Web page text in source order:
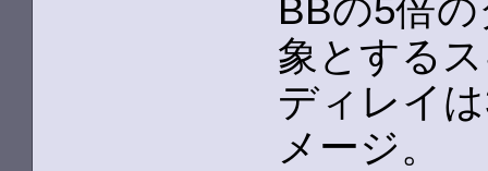
BBの5倍
象とする
ディレイ
メージ。